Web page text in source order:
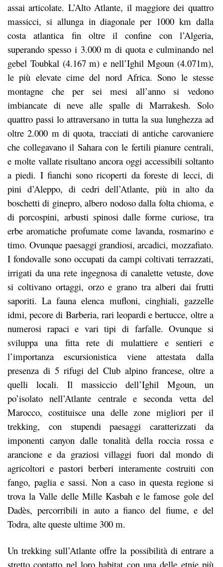
assai articolate. L’Alto Atlante, il maggiore dei quattro
massicci, si allunga in diagonale per 1000 km dalla
costa atlantica fin oltre il confine con l’Algeria,
superando spesso i 3.000 m di quota e culminando nel
gebel Toubkal (4.167 m) e nell’Ighil Mgoun (4.071m),
le più elevate cime del nord Africa. Sono le stesse
montagne che per sei mesi all’anno si vedono
imbiancate di neve alle spalle di Marrakesh. Solo
quattro passi lo attraversano in tutta la sua lunghezza ad
oltre 2.000 m di quota, tracciati di antiche carovaniere
che collegavano il Sahara con le fertili pianure centrali,
e molte vallate risultano ancora oggi accessibili soltanto
a piedi. I fianchi sono ricoperti da foreste di lecci, di
pini d’Aleppo, di cedri dell’Atlante, più in alto da
boschetti di ginepro, albero nodoso dalla folta chioma, e
di porcospini, arbusti spinosi dalle forme curiose, tra
erbe aromatiche profumate come lavanda, rosmarino e
timo. Ovunque paesaggi grandiosi, arcadici, mozzafiato.
I fondovalle sono occupati da campi coltivati terrazzati,
irrigati da una rete ingegnosa di canalette vetuste, dove
si coltivano ortaggi, orzo e grano tra alberi dai frutti
saporiti. La fauna elenca mufloni, cinghiali, gazzelle
idmi, pecore di Barberia, rari leopardi e bertucce, oltre a
numerosi rapaci e vari tipi di farfalle. Ovunque si
sviluppa una fitta rete di mulattiere e sentieri e
l’importanza escursionistica viene attestata dalla
presenza di 5 rifugi del Club alpino francese, oltre a
quelli locali. Il massiccio dell’Ighil Mgoun, un
po’isolato nell’Atlante centrale e seconda vetta del
Marocco, costituisce una delle zone migliori per il
trekking, con stupendi paesaggi caratterizzati da
imponenti canyon dalle tonalità della roccia rossa e
arancione e da graziosi villaggi fuori dal mondo di
agricoltori e pastori berberi interamente costruiti con
fango, paglia e sassi. Non a caso in questa regione si
trova la Valle delle Mille Kasbah e le famose gole del
Dadès, percorribili in auto a fianco del fiume, e del
Todra, alte queste ultime 300 m.
Un trekking sull’Atlante offre la possibilità di entrare a
stretto contatto nel loro habitat con una delle etnie più